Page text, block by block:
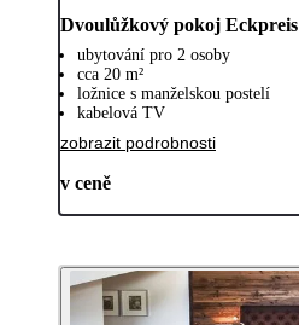
Dvoulůžkový pokoj Eckpreis
ubytování pro 2 osoby
cca 20 m²
ložnice s manželskou postelí
kabelová TV
zobrazit podrobnosti
v ceně